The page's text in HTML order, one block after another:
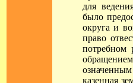
для
было
округа и
право
потребном
казенная